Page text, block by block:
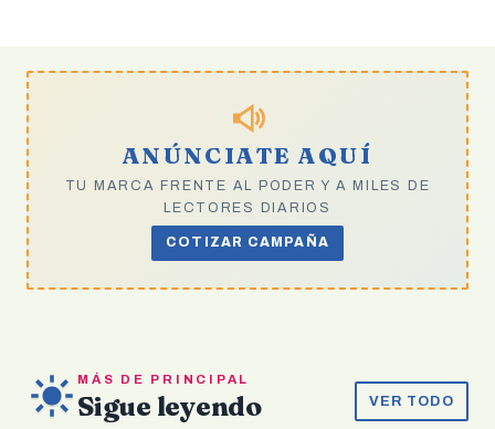
ANÚNCIATE AQUÍ
TU MARCA FRENTE AL PODER Y A MILES DE
LECTORES DIARIOS
COTIZAR CAMPAÑA
MÁS DE PRINCIPAL
Sigue leyendo VER TODO